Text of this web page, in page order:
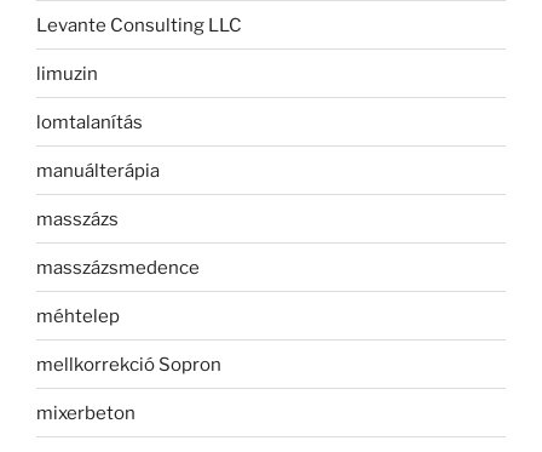
Levante Consulting LLC
limuzin
lomtalanítás
manuálterápia
masszázs
masszázsmedence
méhtelep
mellkorrekció Sopron
mixerbeton